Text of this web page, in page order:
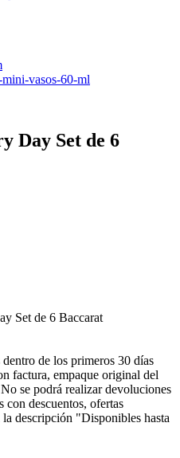
Day Set de 6
Set de 6 Baccarat
de los primeros 30 días
factura, empaque original del
se podrá realizar devoluciones
con descuentos, ofertas
descripción "Disponibles hasta